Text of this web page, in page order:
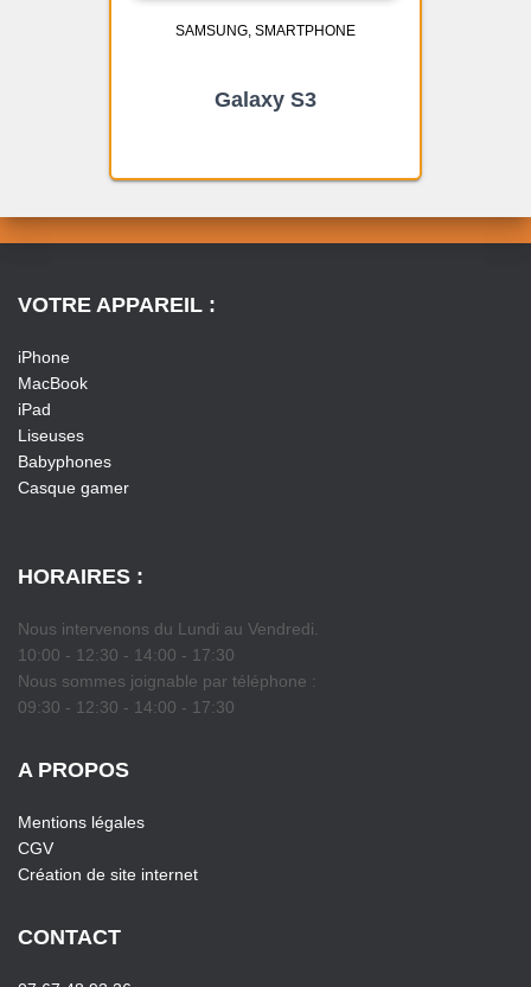
SAMSUNG SMARTPHONE
Galaxy S3
VOTRE APPAREIL :
iPhone
MacBook
iPad
Liseuses
Babyphones
Casque gamer
HORAIRES :
Nous intervenons du Lundi au Vendredi.
10:00 - 12:30 - 14:00 - 17:30
Nous sommes joignable par téléphone :
09:30 - 12:30 - 14:00 - 17:30
A PROPOS
Mentions légales
CGV
Création de site internet
CONTACT